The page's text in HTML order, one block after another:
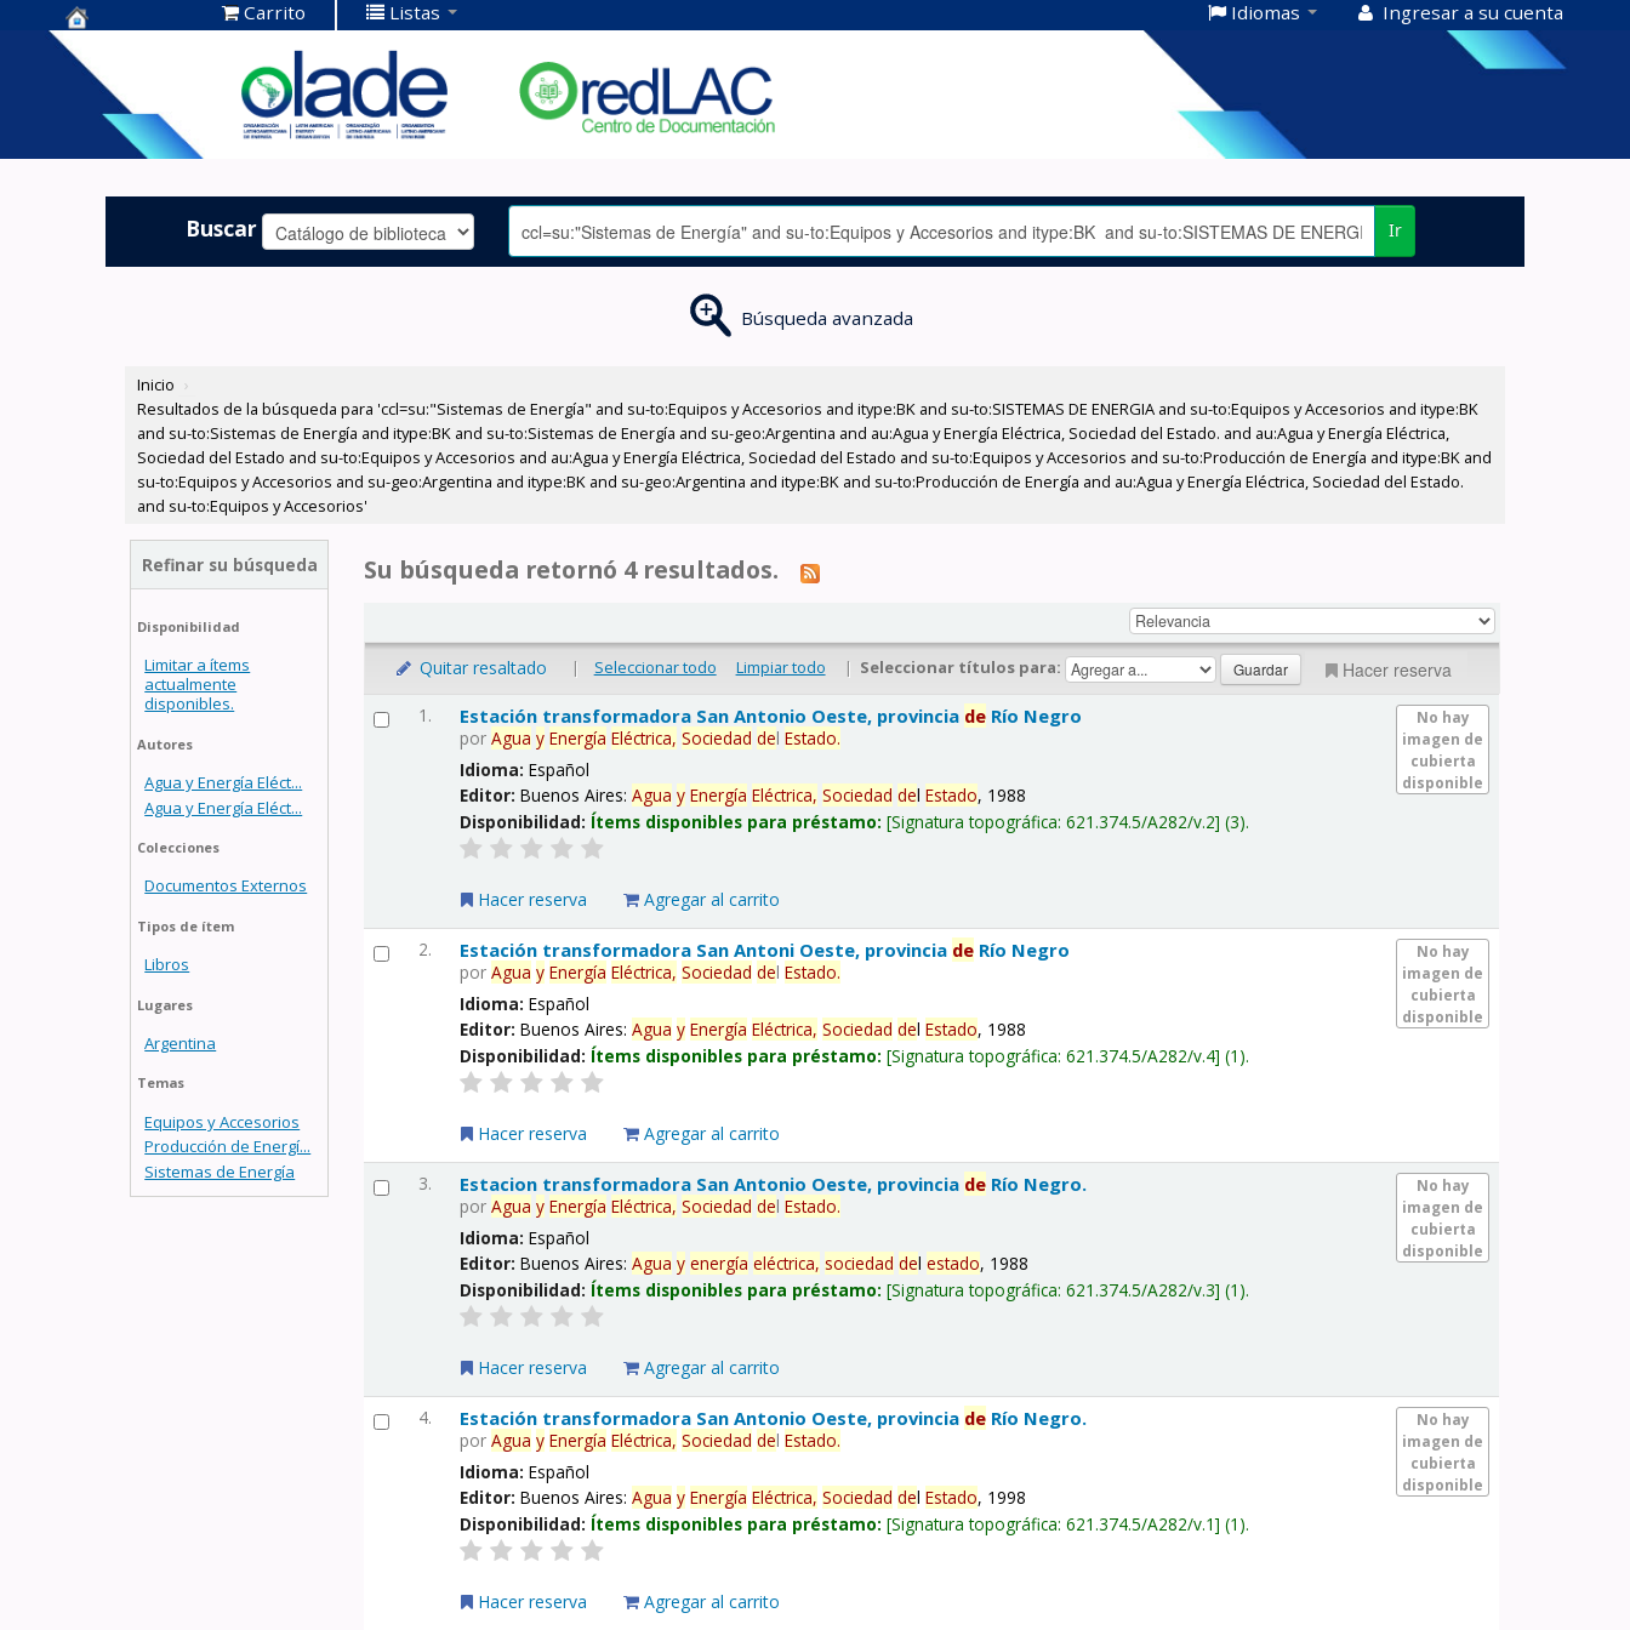
Centro de
Documentación
OLADE -
Carrito Listas Idiomas Ingresar a su cuenta
Buscar Ir
Búsqueda avanzada
Inicio ›
Resultados de la búsqueda para 'ccl=su:"Sistemas de Energía" and su-to:Equipos y Accesorios and itype:BK and su-to:SISTEMAS DE ENERGIA and su-to:Equipos y Accesorios and itype:BK
and su-to:Sistemas de Energía and itype:BK and su-to:Sistemas de Energía and su-geo:Argentina and au:Agua y Energía Eléctrica, Sociedad del Estado. and au:Agua y Energía Eléctrica,
Sociedad del Estado and su-to:Equipos y Accesorios and au:Agua y Energía Eléctrica, Sociedad del Estado and su-to:Equipos y Accesorios and su-to:Producción de Energía and itype:BK and
su-to:Equipos y Accesorios and su-geo:Argentina and itype:BK and su-geo:Argentina and itype:BK and su-to:Producción de Energía and au:Agua y Energía Eléctrica, Sociedad del Estado.
and su-to:Equipos y Accesorios'
Refinar su búsqueda
Disponibilidad
Limitar a ítems
actualmente
disponibles.
Autores
Agua y Energía Eléct...
Agua y Energía Eléct...
Colecciones
Documentos Externos
Tipos de ítem
Libros
Lugares
Argentina
Temas
Equipos y Accesorios
Producción de Energí...
Sistemas de Energía
Su búsqueda retornó 4 resultados.
Quitar resaltado | Seleccionar todo Limpiar todo | Seleccionar títulos para: Hacer reserva
1.
No hay
imagen de
cubierta
disponible
Estación transformadora San Antonio Oeste, provincia de Río Negro
porAgua y Energía Eléctrica, Sociedad delEstado.
Idioma:Español
Editor:Buenos Aires:Agua y Energía Eléctrica, Sociedad delEstado, 1988
Disponibilidad: Ítems disponibles para préstamo: Signatura topográfica:621.374.5/A282/v.2 (3).
Hacer reserva Agregar al carrito
2.
No hay
imagen de
cubierta
disponible
Estación transformadora San Antoni Oeste, provincia de Río Negro
porAgua y Energía Eléctrica, Sociedad delEstado.
Idioma:Español
Editor:Buenos Aires:Agua y Energía Eléctrica, Sociedad delEstado, 1988
Disponibilidad: Ítems disponibles para préstamo: Signatura topográfica:621.374.5/A282/v.4 (1).
Hacer reserva Agregar al carrito
3.
No hay
imagen de
cubierta
disponible
Estacion transformadora San Antonio Oeste, provincia de Río Negro.
porAgua y Energía Eléctrica, Sociedad delEstado.
Idioma:Español
Editor:Buenos Aires:Agua y energía eléctrica, sociedad delestado, 1988
Disponibilidad: Ítems disponibles para préstamo: Signatura topográfica:621.374.5/A282/v.3 (1).
Hacer reserva Agregar al carrito
4.
No hay
imagen de
cubierta
disponible
Estación transformadora San Antonio Oeste, provincia de Río Negro.
porAgua y Energía Eléctrica, Sociedad delEstado.
Idioma:Español
Editor:Buenos Aires:Agua y Energía Eléctrica, Sociedad delEstado, 1998
Disponibilidad: Ítems disponibles para préstamo: Signatura topográfica:621.374.5/A282/v.1 (1).
Hacer reserva Agregar al carrito